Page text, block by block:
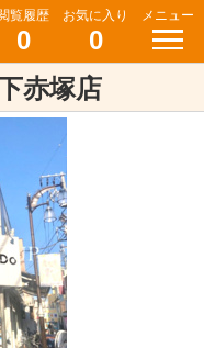
覧履歴
0
お気に入り
0
メニュー
赤塚店